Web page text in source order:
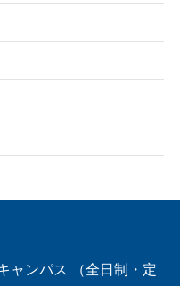
ャンパス （全日制・定